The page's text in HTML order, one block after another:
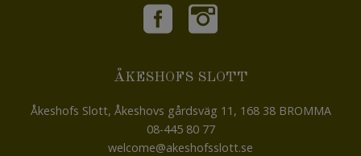
ÅKESHOFS SLOTT
Åkeshofs Slott, Åkeshovs gårdsväg 11, 168 38 BROMMA
08-445 80 77
welcome@akeshofsslott.se